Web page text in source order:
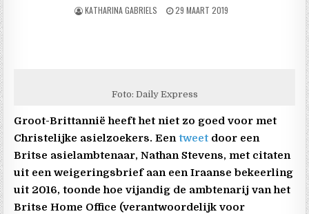
KATHARINA GABRIELS 29 MAART 2019
Foto: Daily Express
Groot-Brittannië heeft het niet zo goed voor met
Christelijke asielzoekers. Eentweet door een
Britse asielambtenaar, Nathan Stevens, met citaten
uit een weigeringsbrief aan een Iraanse bekeerling
uit 2016, toonde hoe vijandig de ambtenarij van het
Britse Home Office (verantwoordelijk voor